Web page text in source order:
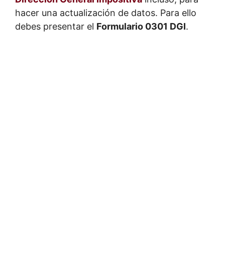
hacer una actualización de datos. Para ello
debes presentar el Formulario 0301 DGI.